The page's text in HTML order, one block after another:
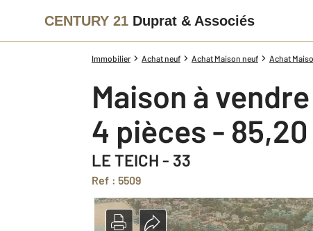
CENTURY 21 Duprat & Associés
Immobilier Achat neuf Achat Maison neuf Achat
Maison à vendre
4 pièces -
LE TEICH - 33
Ref : 5509